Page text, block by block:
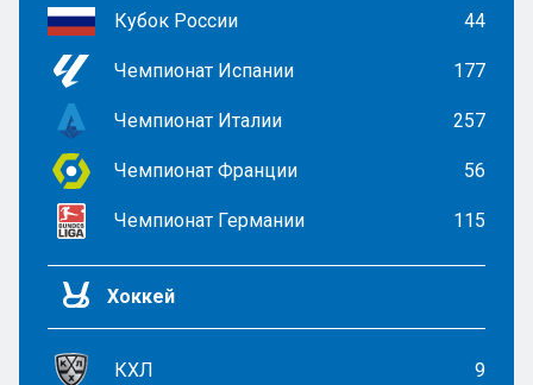
Кубок России 44
Чемпионат Испании 177
Чемпионат Италии 257
Чемпионат Франции 56
Чемпионат Германии 115
Хоккей
КХЛ 9